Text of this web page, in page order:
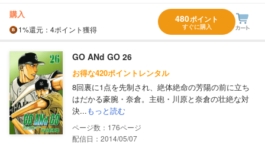
購入
1%還元 ：4ポイント獲得
480ポイント
すぐに購入
GO ANd GO 26
お得な420ポイントレンタル
8回裏に1点を先制され、絶体絶命の芳陽の前に立ち
はだかる豪腕・奈倉。主砲・川原と奈倉の壮絶な対
決...もっと読む
176
配信日：2014/05/07